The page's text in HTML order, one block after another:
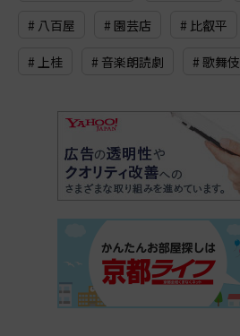
# 八百屋 # 園芸店 # 比叡平
# 上桂 # 音楽朗読劇 # 歌舞伎